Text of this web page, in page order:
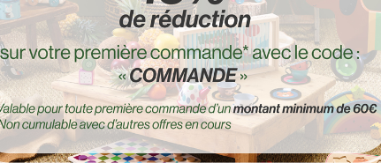
Rigol’auto - Ingela
Réf. : 7603